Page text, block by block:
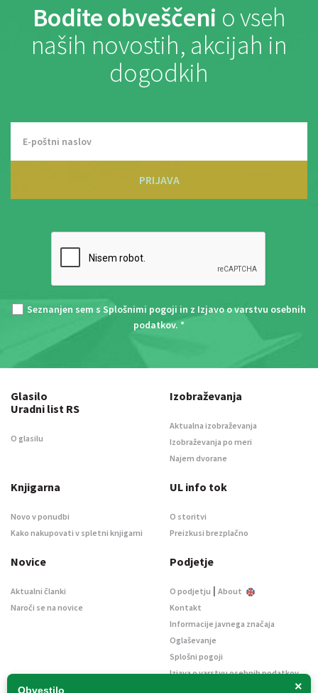
Bodite obveščeni o vseh
naših novostih, akcijah in
dogodkih
PRIJAVA
Seznanjen sem s Splošnimi pogoji in z Izjavo o varstvu osebnih
podatkov. *
×
Obvestilo
Glasilo
Uradni list RS
O glasilu
Izobraževanja
Aktualna izobraževanja
Izobraževanja po meri
Najem dvorane
Knjigarna
Novo v ponudbi
Kako nakupovati v spletni knjigarni
UL info tok
O storitvi
Preizkusi brezplačno
Novice
Aktualni članki
Naroči se na novice
Podjetje
O podjetju | About
Kontakt
Informacije javnega značaja
Oglaševanje
Splošni pogoji
Izjava o varstvu osebnih podatkov